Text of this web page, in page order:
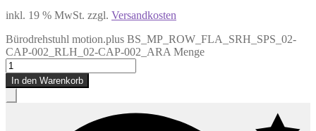
inkl. 19 % MwSt. zzgl. Versandkosten
Bürodrehstuhl motion.plus BS_MP_ROW_FLA_SRH_SPS_02-
CAP-002_RLH_02-CAP-002_ARA Menge
In den Warenkorb